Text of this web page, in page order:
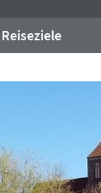
Reiseziele